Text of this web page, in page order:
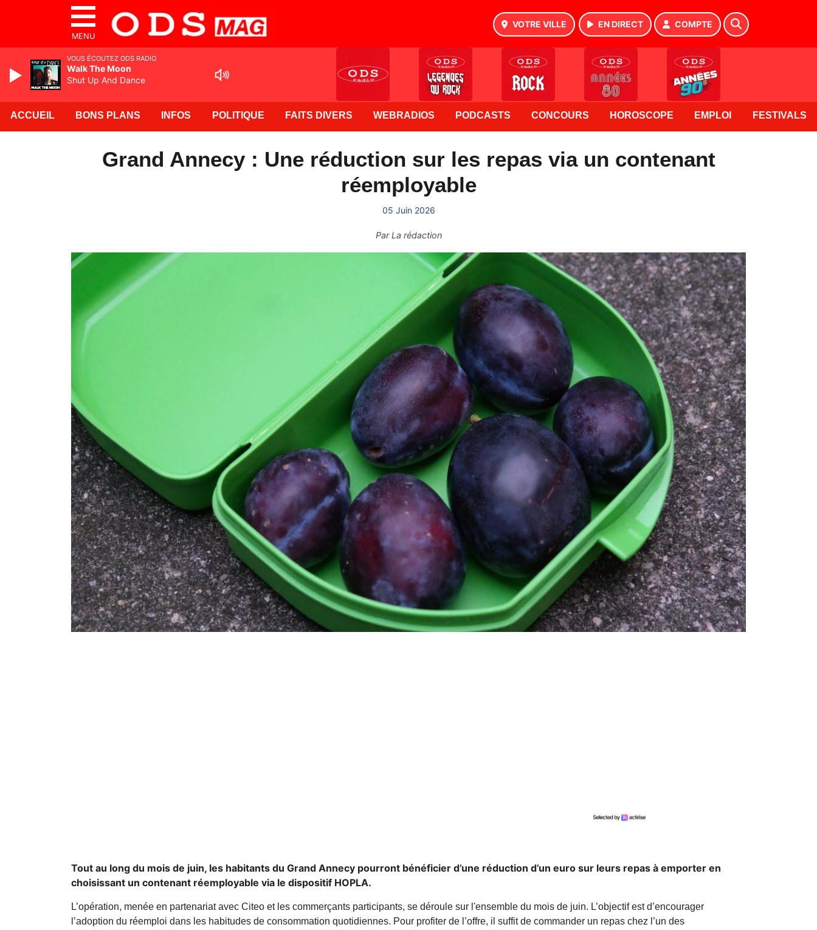
MENU
VOTRE VILLE EN DIRECT COMPTE
ACCUEIL BONS PLANS INFOS POLITIQUE FAITS DIVERS WEBRADIOS PODCASTS CONCOURS HOROSCOPE EMPLOI FESTIVALS
Grand Annecy : Une réduction sur les repas via un contenant
réemployable
05 Juin 2026
ParLa rédaction
Tout au long du mois de juin, les habitants du Grand Annecy pourront bénéficier d’une réduction d’un euro sur leurs repas à emporter en
choisissant un contenant réemployable via le dispositif HOPLA.
L’opération, menée en partenariat avec Citeo et les commerçants participants, se déroule sur l'ensemble du mois de juin. L’objectif est d’encourager
l’adoption du réemploi dans les habitudes de consommation quotidiennes. Pour profiter de l’offre, il suffit de commander un repas chez l’un des
VOUS ÉCOUTEZ ODS RADIO
Walk The Moon
Shut Up And Dance